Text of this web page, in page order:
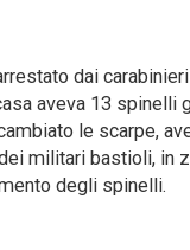
dai
aveva 13 spinelli
le scarpe,
militari bastioli, in
degli spinelli.